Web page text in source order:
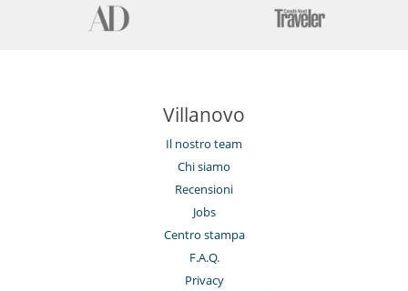
Villanovo
Il nostro team
Chi siamo
Recensioni
Jobs
Centro stampa
F.A.Q.
Privacy